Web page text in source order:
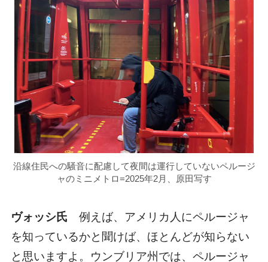
沿線住民への騒音に配慮して夜間は運行していないペルージ
ャのミニメトロ=2025年2月、原田写す
ヴォッシ氏 例えば、アメリカ人にペルージャ
を知っているかと聞けば、ほとんどが知らない
と思いますよ。ウンブリア州では、ペルージャ